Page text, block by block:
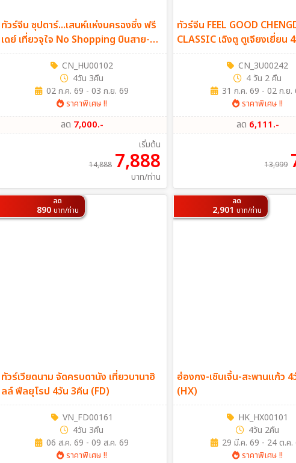
ทัวร์จีน ซุปตาร์...เสนห์แห่งนครฉงชิ่ง ฟรี
เดย์ เที่ยวจุใจ No Shopping บินสาย-
กลับเช้า 4วัน 3คืน (HU)
CN_HU00102
4วัน 3คืน
02 ก.ค. 69 - 03 ก.ย. 69
ราคาพิเศษ !!
ลด 7,000.-
เริ่มต้น
14,888 7,888
บาท/ท่าน
ทัวร์จีน FEEL GOOD
CLASSIC เฉิงตู ตูเจียงเยี่ยน
(3U)
CN_3U00242
4 วัน 2 คืน
31 ก.ค. 69 - 02 ก.ย.
ราคาพิเศษ !!
ลด 6,111.-
13,999
ลด
890 บาท/ท่าน
ทัวร์เวียดนาม จัดครบดานัง เที่ยวบานาฮิ
ลล์ ฟีลยุโรป 4วัน 3คืน (FD)
VN_FD00161
4วัน 3คืน
06 ส.ค. 69 - 09 ส.ค. 69
ราคาพิเศษ !!
ลด
2,901 บาท/ท่าน
ฮ่องกง-เซินเจิ้น-สะพานแก้ว
(HX)
HK_HX00101
4วัน 2คืน
29 มี.ค. 69 - 24 ต.ค.
ราคาพิเศษ !!